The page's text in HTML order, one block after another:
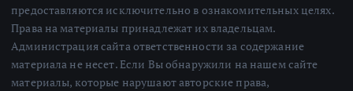
предоставляются исключительно в ознакомительных целях.
Права на материалы принадлежат их владельцам.
Администрация сайта ответственности за содержание
материала не несет. Если Вы обнаружили на нашем сайте
материалы, которые нарушают авторские права,